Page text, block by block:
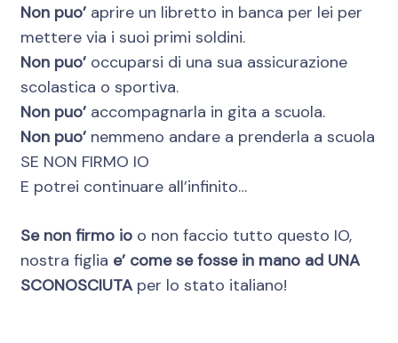
Non puo’ aprire un libretto in banca per lei per
mettere via i suoi primi soldini.
Non puo’ occuparsi di una sua assicurazione
scolastica o sportiva.
Non puo’ accompagnarla in gita a scuola.
Non puo’ nemmeno andare a prenderla a scuola
SE NON FIRMO IO
E potrei continuare all’infinito…
Se non firmo io o non faccio tutto questo IO,
nostra figlia e’ come se fosse in mano ad UNA
SCONOSCIUTAper lo stato italiano!